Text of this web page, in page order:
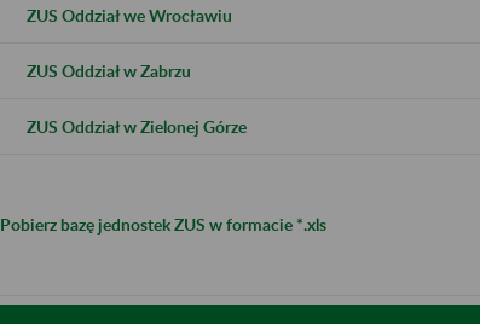
ZUS Oddział we Wrocławiu
ZUS Oddział w Zabrzu
ZUS Oddział w Zielonej Górze
Pobierz bazę jednostek ZUS w formacie *.xls